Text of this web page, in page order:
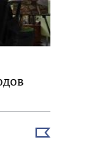
Выбрать